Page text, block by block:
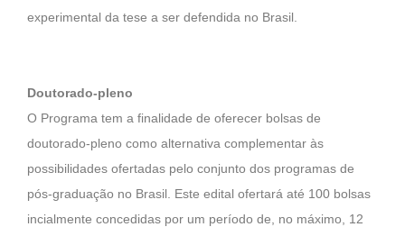
experimental da tese a ser defendida no Brasil.
Doutorado-pleno
O Programa tem a finalidade de oferecer bolsas de
doutorado-pleno como alternativa complementar às
possibilidades ofertadas pelo conjunto dos programas de
pós-graduação no Brasil. Este edital ofertará até 100 bolsas
incialmente concedidas por um período de, no máximo, 12